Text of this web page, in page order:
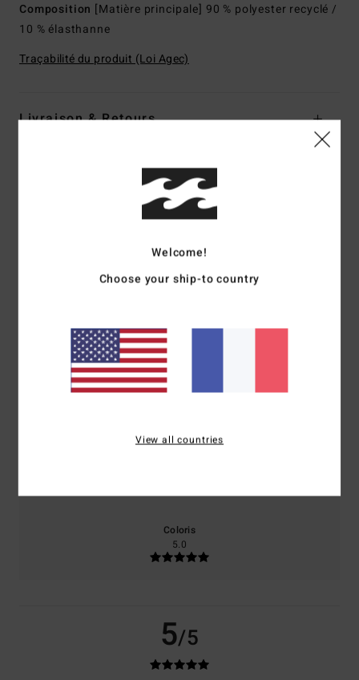
Composition [Matière principale] 90 % polyester recyclé /
10 % élasthanne
Traçabilité du produit (Loi Agec)
Livraison & Retours
5.0/5
basé sur1 avis vérifiés
100% de nos clients recommandent ce produit
Confort
Rapport qualité / prix
Coloris
5.0
5/5
Welcome!
Choose your ship-to country
View all countries